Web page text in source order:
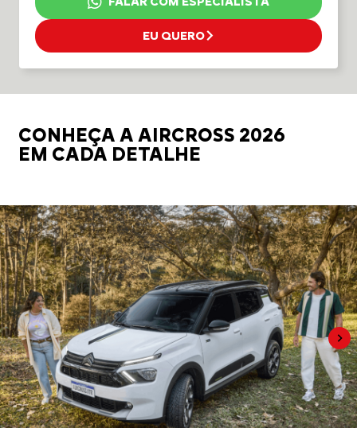
EU QUERO
CONHEÇA A AIRCROSS 2026
EM CADA DETALHE